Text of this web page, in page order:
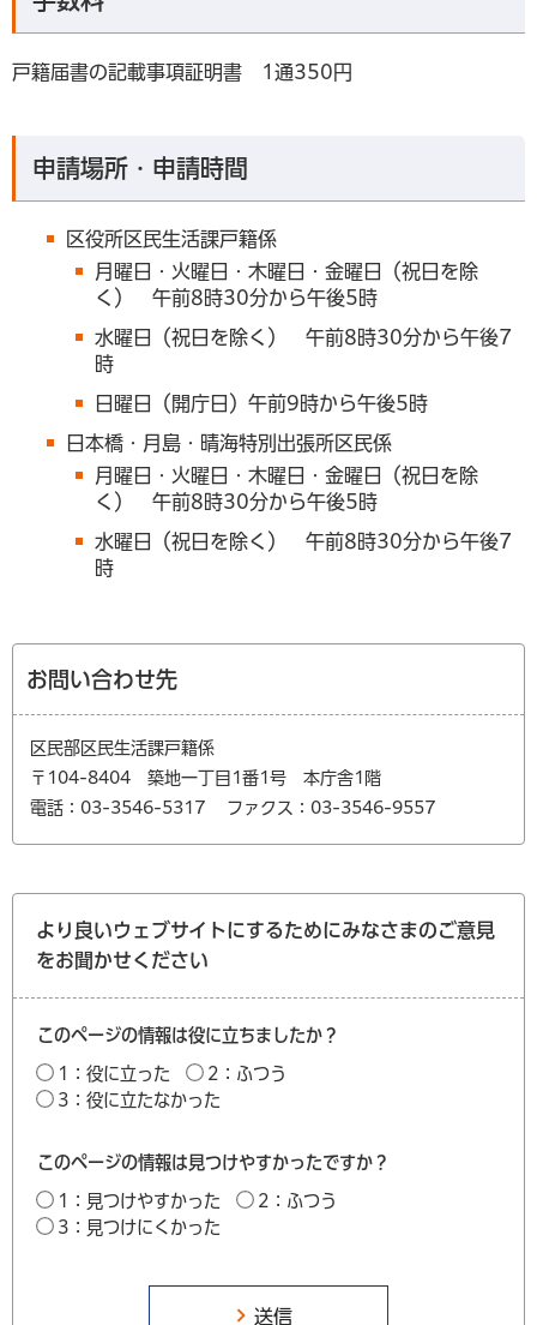
戸籍届書の記載事項証明書 1通350円
申請場所・申請時間
区役所区民生活課戸籍係
月曜日・火曜日・木曜日・金曜日（祝日を除
く） 午前8時30分から午後5時
水曜日（祝日を除く） 午前8時30分から午後7
時
日曜日（開庁日）午前9時から午後5時
日本橋・月島・晴海特別出張所区民係
月曜日・火曜日・木曜日・金曜日（祝日を除
く） 午前8時30分から午後5時
水曜日（祝日を除く） 午前8時30分から午後7
時
お問い合わせ先
区民部区民生活課戸籍係
〒104-8404 築地一丁目1番1号 本庁舎1階
電話：03-3546-5317
ファクス：03-3546-9557
より良いウェブサイトにするためにみなさまのご意見
をお聞かせください
このページの情報は役に立ちましたか？
1：役に立った
2：ふつう
3：役に立たなかった
このページの情報は見つけやすかったですか？
1：見つけやすかった
2：ふつう
3：見つけにくかった